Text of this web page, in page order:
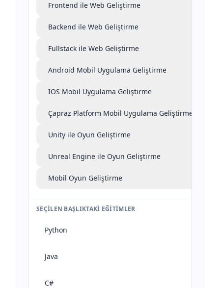
Frontend ile Web Geliştirme
Backend ile Web Geliştirme
Fullstack ile Web Geliştirme
Android Mobil Uygulama Geliştirme
IOS Mobil Uygulama Geliştirme
Çapraz Platform Mobil Uygulama Geliştirme
Unity ile Oyun Geliştirme
Unreal Engine ile Oyun Geliştirme
Mobil Oyun Geliştirme
SEÇILEN BAŞLIKTAKI EĞITIMLER
Python
Java
C#